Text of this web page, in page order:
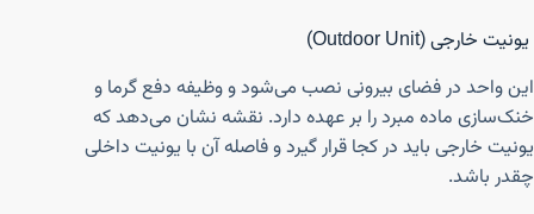
یونیت خارجی (Outdoor Unit)
این واحد در فضای بیرونی نصب می‌شود و وظیفه دفع گرما و
خنک‌سازی ماده مبرد را بر عهده دارد. نقشه نشان می‌دهد که
یونیت خارجی باید در کجا قرار گیرد و فاصله آن با یونیت داخلی
چقدر باشد.